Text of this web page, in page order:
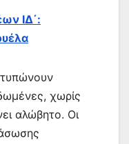
ΙΔ΄:
χωρίς
αλώβητο. Οι